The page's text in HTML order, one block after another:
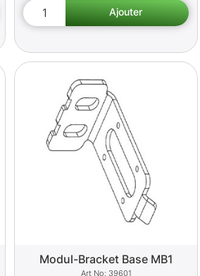
Modul-Bracket Base MB1
39601